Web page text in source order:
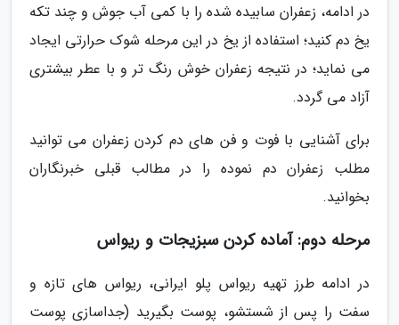
در ادامه، زعفران سابیده شده را با کمی آب جوش و چند تکه
یخ دم کنید؛ استفاده از یخ در این مرحله شوک حرارتی ایجاد
می نماید؛ در نتیجه زعفران خوش رنگ تر و با عطر بیشتری
آزاد می گردد.
برای آشنایی با فوت و فن های دم کردن زعفران می توانید
مطلب زعفران دم نموده را در مطالب قبلی خبرنگاران
بخوانید.
مرحله دوم: آماده کردن سبزیجات و ریواس
در ادامه طرز تهیه ریواس پلو ایرانی، ریواس های تازه و
سفت را پس از شستشو، پوست بگیرید (جداسازی پوست